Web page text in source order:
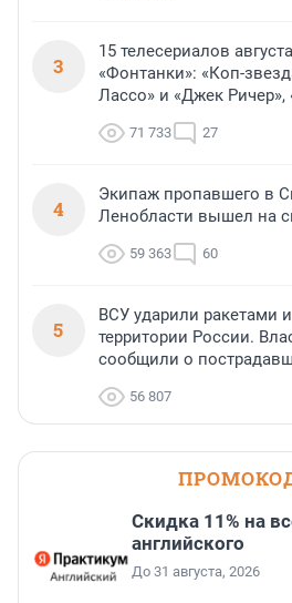
3
15 телесериалов
«Фонтанки»: «Коп-
Лассо» и «Джек
71 733 27
4
Экипаж пропавшего в
Ленобласти вышел на
59 363 60
5
ВСУ ударили ракетами
территории России.
сообщили о
56 807
Скидка 11% на
английского
До 31 августа, 2026